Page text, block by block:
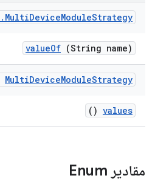
. MultiDeviceModuleStrategy
valueOf (String name)
MultiDeviceModuleStrategy[]
values
()
مقادیر Enum